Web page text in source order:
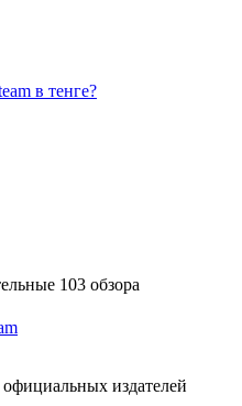
в тенге?
103 обзора
издателей